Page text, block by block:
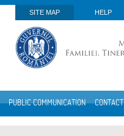
SITE MAP
HELP
PUBLIC COMMUNICATION CONTACT